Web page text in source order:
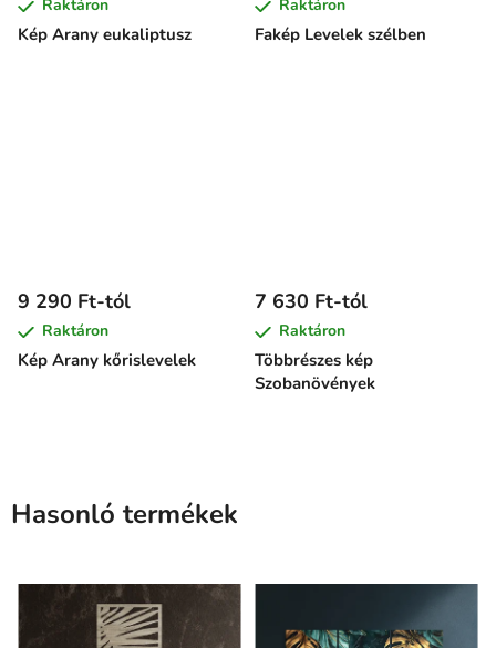
Kép Arany eukaliptusz
Raktáron
Fakép Levelek szélben
Raktáron
Kép Arany kőrislevelek
9 290 Ft-tól
Raktáron
Többrészes kép
Szobanövények
7 630 Ft-tól
Raktáron
Hasonló termékek